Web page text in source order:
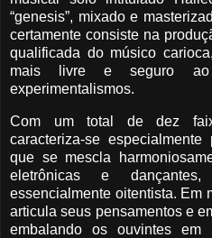
“genesis”, mixado e
certamente consiste na
qualificada do músico
mais livre e seguro ao
experimentalismos.
Com um total de dez
caracteriza-se
que se mescla
eletrônicas e
essencialmente oitentista. Em
articula seus pensamentos e
embalando os ouvintes em